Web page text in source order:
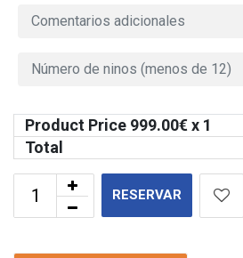
Product Price 999.00€ x 1
Total
RESERVAR